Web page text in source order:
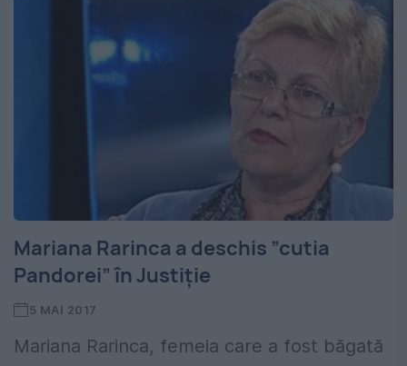
Mariana Rarinca a deschis ”cutia
Pandorei” în Justiție
5 MAI 2017
Mariana Rarinca, femeia care a fost băgată